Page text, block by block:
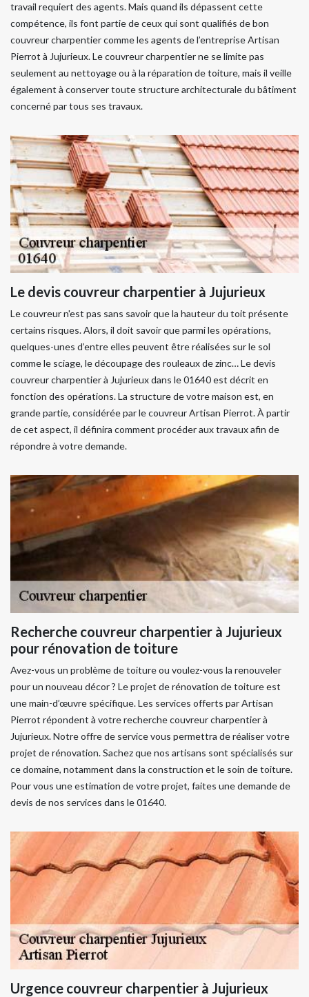
travail requiert des agents. Mais quand ils dépassent cette
compétence, ils font partie de ceux qui sont qualifiés de bon
couvreur charpentier comme les agents de l’entreprise Artisan
Pierrot à Jujurieux. Le couvreur charpentier ne se limite pas
seulement au nettoyage ou à la réparation de toiture, mais il veille
également à conserver toute structure architecturale du bâtiment
concerné par tous ses travaux.
Le devis couvreur charpentier à Jujurieux
Le couvreur n'est pas sans savoir que la hauteur du toit présente
certains risques. Alors, il doit savoir que parmi les opérations,
quelques-unes d’entre elles peuvent être réalisées sur le sol
comme le sciage, le découpage des rouleaux de zinc… Le devis
couvreur charpentier à Jujurieux dans le 01640 est décrit en
fonction des opérations. La structure de votre maison est, en
grande partie, considérée par le couvreur Artisan Pierrot. À partir
de cet aspect, il définira comment procéder aux travaux afin de
répondre à votre demande.
Recherche couvreur charpentier à Jujurieux
pour rénovation de toiture
Avez-vous un problème de toiture ou voulez-vous la renouveler
pour un nouveau décor ? Le projet de rénovation de toiture est
une main-d’œuvre spécifique. Les services offerts par Artisan
Pierrot répondent à votre recherche couvreur charpentier à
Jujurieux. Notre offre de service vous permettra de réaliser votre
projet de rénovation. Sachez que nos artisans sont spécialisés sur
ce domaine, notamment dans la construction et le soin de toiture.
Pour vous une estimation de votre projet, faites une demande de
devis de nos services dans le 01640.
Urgence couvreur charpentier à Jujurieux